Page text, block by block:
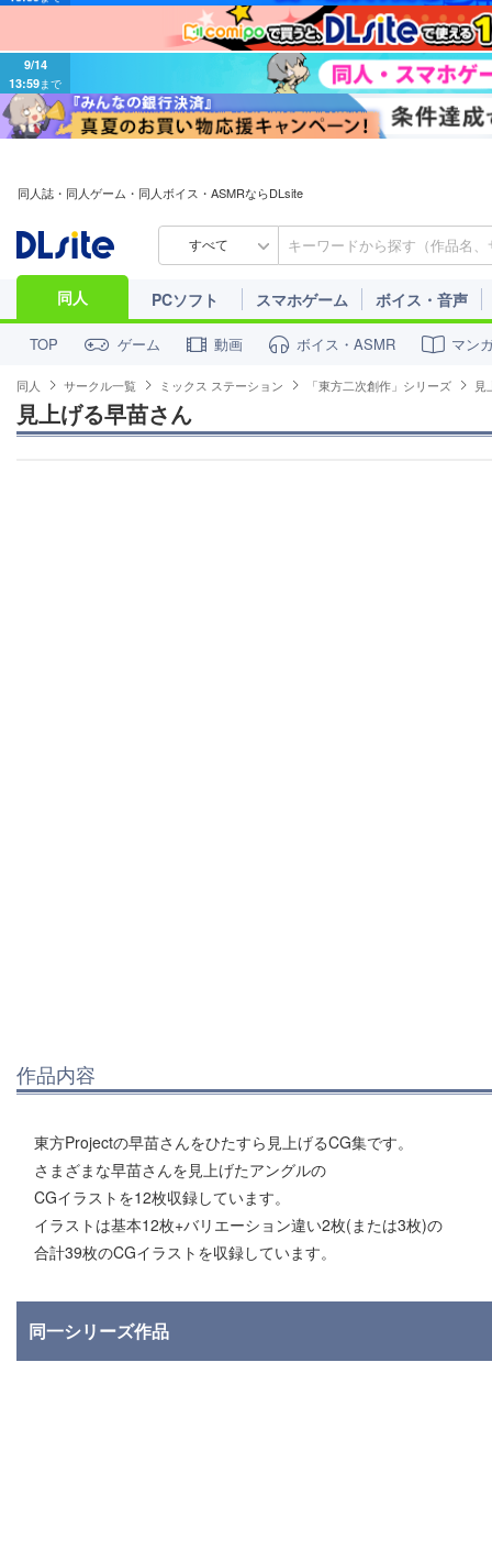
9/14
まで
同人誌・同人ゲーム・同人ボイス・ASMRならDLsite
すべて
同人 PCソフト スマホゲーム ボイス・音声
TOP ゲーム 動画 ボイス・ASMR マン
同人 サークル一覧 ミックス ステーション 「東方二次創作」シリーズ 見
見上げる早苗さん
作品内容
東方Projectの早苗さんをひたすら見上げるCG集です。
さまざまな早苗さんを見上げたアングルの
CGイラストを12枚収録しています。
イラストは基本12枚+バリエーション違い2枚(または3枚)の
合計39枚のCGイラストを収録しています。
同一シリーズ作品